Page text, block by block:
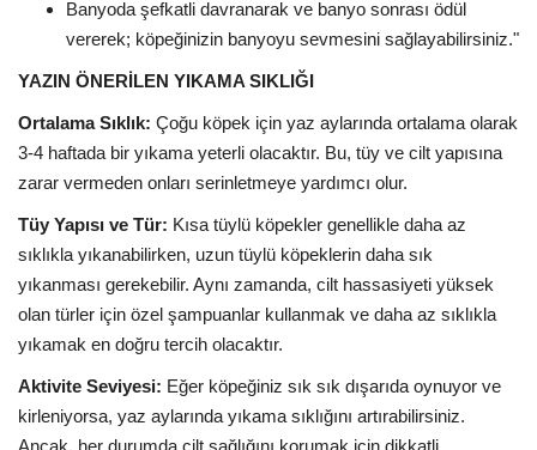
Banyoda şefkatli davranarak ve banyo sonrası ödül
vererek; köpeğinizin banyoyu sevmesini sağlayabilirsiniz."
YAZIN ÖNERİLEN YIKAMA SIKLIĞI
Ortalama Sıklık: Çoğu köpek için yaz aylarında ortalama olarak
3-4 haftada bir yıkama yeterli olacaktır. Bu, tüy ve cilt yapısına
zarar vermeden onları serinletmeye yardımcı olur.
Tüy Yapısı ve Tür: Kısa tüylü köpekler genellikle daha az
sıklıkla yıkanabilirken, uzun tüylü köpeklerin daha sık
yıkanması gerekebilir. Aynı zamanda, cilt hassasiyeti yüksek
olan türler için özel şampuanlar kullanmak ve daha az sıklıkla
yıkamak en doğru tercih olacaktır.
Aktivite Seviyesi: Eğer köpeğiniz sık sık dışarıda oynuyor ve
kirleniyorsa, yaz aylarında yıkama sıklığını artırabilirsiniz.
Ancak, her durumda cilt sağlığını korumak için dikkatli